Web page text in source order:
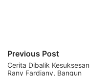
Previous Post
Cerita Dibalik Kesuksesan
Rany Fardiany, Bangun